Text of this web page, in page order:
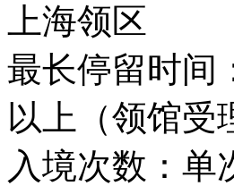
上海领区
最长停留时
以上（领馆
入境次数：